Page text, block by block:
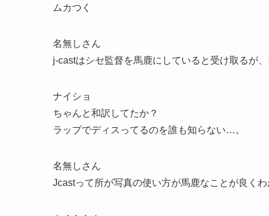
ムカつく
名無しさん
j-castはシセ監督を馬鹿にしていると受け取るが
ナイショ
ちゃんと和訳してたか？
ラップでディスってるのを誰も知らない…。
名無しさん
Jcastって所が写真の使い方が馬鹿なことが良く